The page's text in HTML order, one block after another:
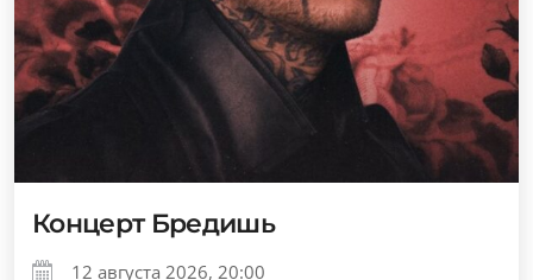
Концерт Бредишь
12 августа 2026, 20:00